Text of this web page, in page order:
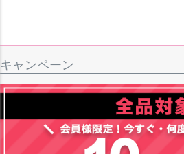
キャンペーン